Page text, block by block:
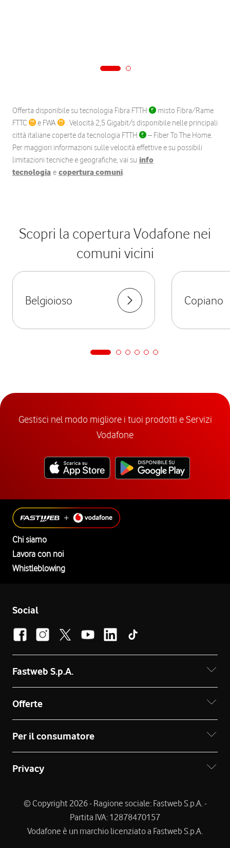
Offerta disponibile su tecnologia Fibra FTTH
misto Fibra/Rame
FTTC
e FWA
. Velocità 2,5 Gigabit/s disponibile nelle principali
città italiane coperte da tecnologia FTTH
– Fiber To The Home.
Per maggiori informazioni sulle velocità effettive e su possibili
limitazioni tecniche e geografiche, vai su info
tecnologia e copertura comuni.
Scopri la copertura Vodafone nei
comuni vicini
Belgioioso Copiano
Gestisci nel modo migliore i tuoi prodotti e Servizi
Vodafone
Chi siamo
Lavora con noi
Whistleblowing
Social
Fastweb S.p.A.
Offerte
Per il consumatore
Privacy
© Copyright 2026 - Ragione sociale: Fastweb S.p.A. -
Partita IVA: 12878470157
Vodafone è un marchio licenziato a Fastweb S.p.A.